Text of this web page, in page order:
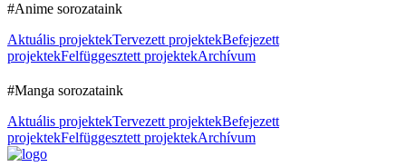
#Anime sorozataink
Aktuális projektekTervezett projektekBefejezett
projektekFelfüggesztett projektekArchívum
#Manga sorozataink
Aktuális projektekTervezett projektekBefejezett
projektekFelfüggesztett projektekArchívum